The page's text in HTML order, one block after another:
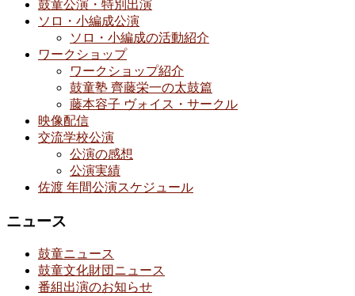
鼓童公演・特別出演
ソロ・小編成公演
ソロ・小編成の活動紹介
ワークショップ
ワークショップ紹介
鼓童塾 齊藤栄一の太鼓篇
藤本容子 ヴォイス・サークル
映像配信
交流学校公演
公演の感想
公演実績
佐渡 年間公演スケジュール
ニュース
鼓童ニュース
鼓童文化財団ニュース
番組出演のお知らせ